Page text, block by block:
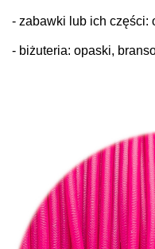
- zabawki lub ich części:
- biżuteria: opaski,